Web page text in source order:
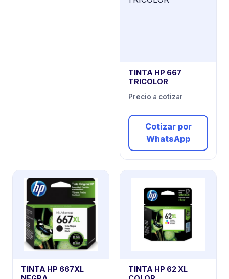
TINTA HP 667
TRICOLOR
Precio a cotizar
Cotizar por
WhatsApp
TINTA HP 667XL
TINTA HP 62 XL